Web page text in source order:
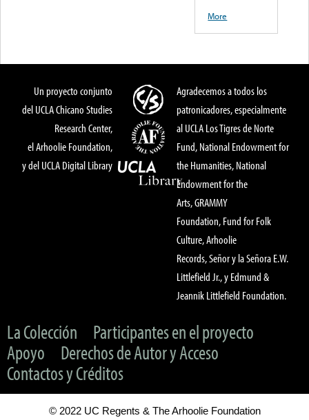
More
Un proyecto conjunto
del UCLA Chicano Studies
Research Center,
el Arhoolie Foundation,
y del UCLA Digital Library
Agradecemos a todos los
patronicadores, especialmente
al UCLA Los Tigres de Norte
Fund, National Endowment for
the Humanities, National
Endowment for the
Arts, GRAMMY
Foundation, Fund for Folk
Culture, Arhoolie
Records, Señor y la Señora E.W.
Littlefield Jr., y Edmund &
Jeannik Littlefield Foundation.
La Colección
Participantes en el proyecto
Apoyo
Derechos de Autor y Acceso
Contactos y Créditos
© 2022 UC Regents & The Arhoolie Foundation